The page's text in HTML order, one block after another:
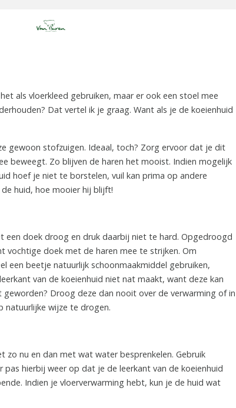
als vloerkleed gebruiken, maar er ook een stoel mee
Dat vertel ik je graag. Want als je de koeienhuid
gewoon stofzuigen. Ideaal, toch? Zorg ervoor dat je dit
beweegt. Zo blijven de haren het mooist. Indien mogelijk
hoef je niet te borstelen, vuil kan prima op andere
huid, hoe mooier hij blijft!
doek droog en druk daarbij niet te hard. Opgedroogd
vochtige doek met de haren mee te strijken. Om
een beetje natuurlijk schoonmaakmiddel gebruiken,
van de koeienhuid niet nat maakt, want deze kan
Droog deze dan nooit over de verwarming of in
natuurlijke wijze te drogen.
nu en dan met wat water besprenkelen. Gebruik
hierbij weer op dat je de leerkant van de koeienhuid
Indien je vloerverwarming hebt, kun je de huid wat